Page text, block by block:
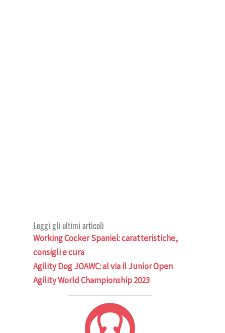
Leggi gli ultimi articoli
Working Cocker Spaniel: caratteristiche,
consigli e cura
Agility Dog JOAWC: al via il Junior Open
Agility World Championship 2023